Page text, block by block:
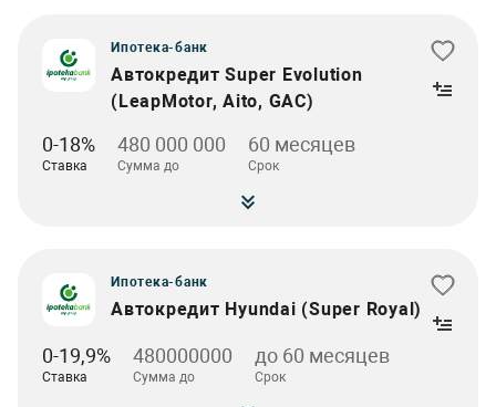
Ипотека-банк
Автокредит Super Evolution
(LeapMotor, Aito, GAC)
0-18%
Ставка
480 000 000
Сумма до
60 месяцев
Срок
Ипотека-банк
Автокредит Hyundai (Super Royal)
0-19,9%
Ставка
480000000
Сумма до
до 60 месяцев
Срок